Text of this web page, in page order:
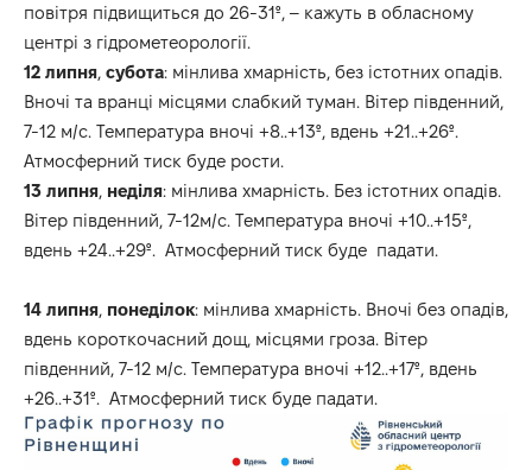
повітря підвищиться до 26-31º, – кажуть в обласному
центрі з гідрометеорології.
12 липня, субота: мінлива хмарність, без істотних опадів.
Вночі та вранці місцями слабкий туман. Вітер південний,
7-12 м/с. Температура вночі +8..+13º, вдень +21..+26º.
Атмосферний тиск буде рости.
13 липня, неділя: мінлива хмарність. Без істотних опадів.
Вітер південний, 7-12м/с. Температура вночі +10..+15º,
вдень +24..+29º. Атмосферний тиск буде падати.
14 липня, понеділок: мінлива хмарність. Вночі без опадів,
вдень короткочасний дощ, місцями гроза. Вітер
південний, 7-12 м/с. Температура вночі +12..+17º, вдень
+26..+31º. Атмосферний тиск буде падати.